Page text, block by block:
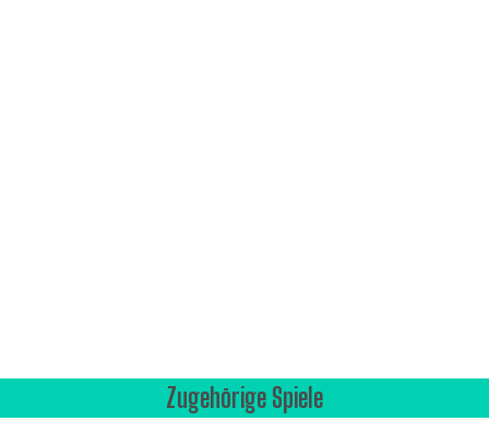
Zugehörige Spiele